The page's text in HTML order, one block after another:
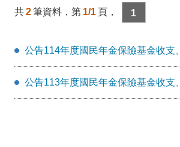
共 2 筆資料，第 1/1 頁， 1
公告114年度國民年金保險基金收支
公告113年度國民年金保險基金收支